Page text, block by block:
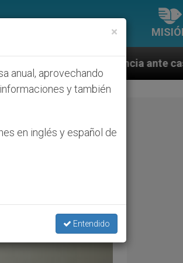
ante caso de obispo católico
×
anual, aprovechando
y también
en inglés y español de
Entendido